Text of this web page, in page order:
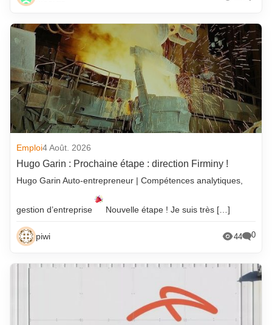
Emploi4 Août. 2026
Hugo Garin : Prochaine étape : direction Firminy !
Hugo Garin Auto-entrepreneur | Compétences analytiques,
gestion d’entreprise Nouvelle étape ! Je suis très […]
piwi 44 0